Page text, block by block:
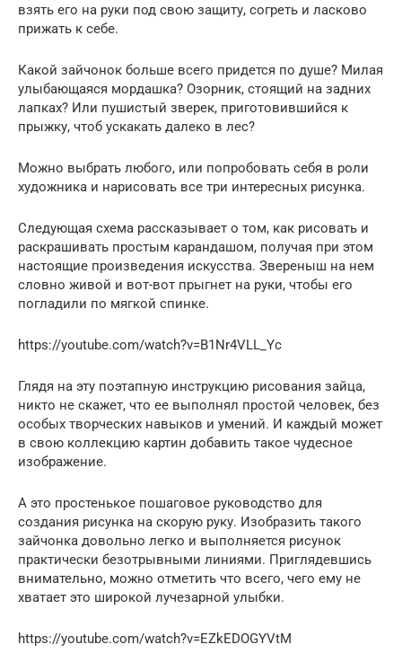
взять его на руки под свою защиту, согреть и ласково
прижать к себе.
Какой зайчонок больше всего придется по душе? Милая
улыбающаяся мордашка? Озорник, стоящий на задних
лапках? Или пушистый зверек, приготовившийся к
прыжку, чтоб ускакать далеко в лес?
Можно выбрать любого, или попробовать себя в роли
художника и нарисовать все три интересных рисунка.
Следующая схема рассказывает о том, как рисовать и
раскрашивать простым карандашом, получая при этом
настоящие произведения искусства. Звереныш на нем
словно живой и вот-вот прыгнет на руки, чтобы его
погладили по мягкой спинке.
https://youtube.com/watch?v=B1Nr4VLL_Yc
Глядя на эту поэтапную инструкцию рисования зайца,
никто не скажет, что ее выполнял простой человек, без
особых творческих навыков и умений. И каждый может
в свою коллекцию картин добавить такое чудесное
изображение.
А это простенькое пошаговое руководство для
создания рисунка на скорую руку. Изобразить такого
зайчонка довольно легко и выполняется рисунок
практически безотрывными линиями. Приглядевшись
внимательно, можно отметить что всего, чего ему не
хватает это широкой лучезарной улыбки.
https://youtube.com/watch?v=EZkEDOGYVtM